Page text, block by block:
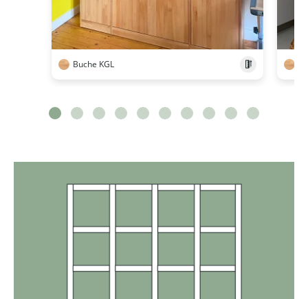
Buche KGL